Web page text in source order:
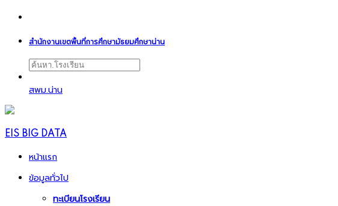
สำนักงานเขตพื้นที่การศึกษามัธยมศึกษาน่าน
สพม.น่าน
EIS BIG DATA
หน้าแรก
ข้อมูลทั่วไป
ทะเบียนโรงเรียน